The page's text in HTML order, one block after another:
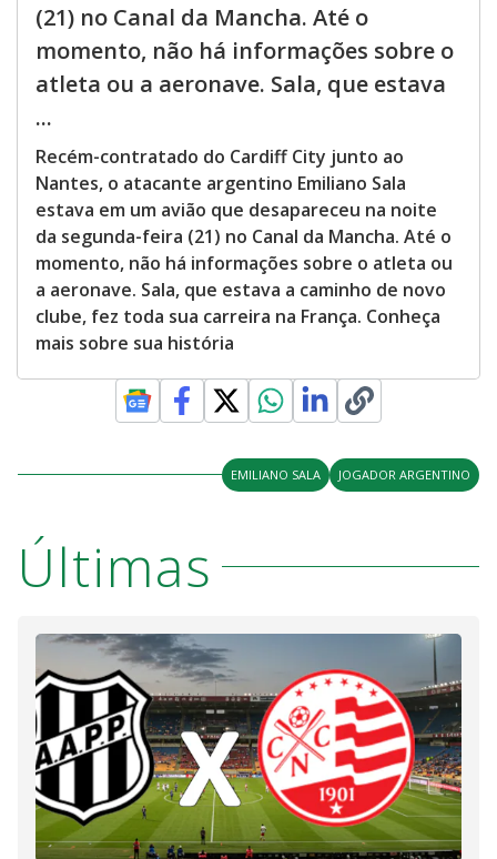
(21) no Canal da Mancha. Até o
momento, não há informações sobre o
atleta ou a aeronave. Sala, que estava
...
Recém-contratado do Cardiff City junto ao
Nantes, o atacante argentino Emiliano Sala
estava em um avião que desapareceu na noite
da segunda-feira (21) no Canal da Mancha. Até o
momento, não há informações sobre o atleta ou
a aeronave. Sala, que estava a caminho de novo
clube, fez toda sua carreira na França. Conheça
mais sobre sua história
EMILIANO SALA JOGADOR ARGENTINO
Últimas